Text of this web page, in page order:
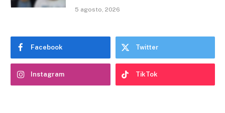
5 agosto, 2026
Facebook Twitter
Instagram TikTok